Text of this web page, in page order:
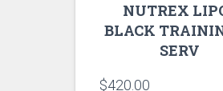
NUTREX
BLACK
SERV
$420.00